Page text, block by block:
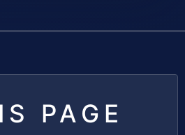
PAGE